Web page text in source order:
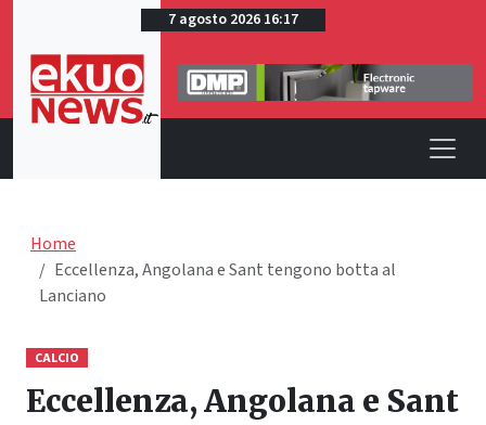
7 agosto 2026 16:17
Home
Eccellenza, Angolana e Sant tengono botta al
Lanciano
CALCIO
Eccellenza, Angolana e Sant